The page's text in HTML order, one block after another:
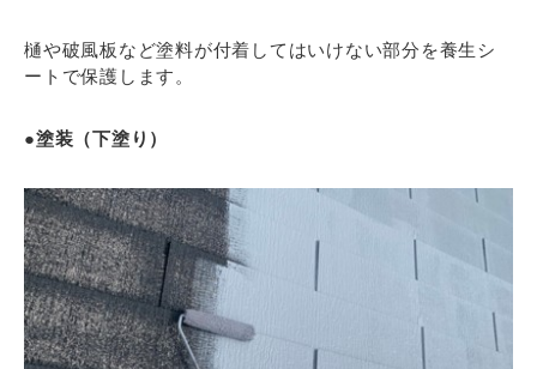
樋や破風板など塗料が付着してはいけない部分を養生シ
ートで保護します。
●塗装（下塗り）